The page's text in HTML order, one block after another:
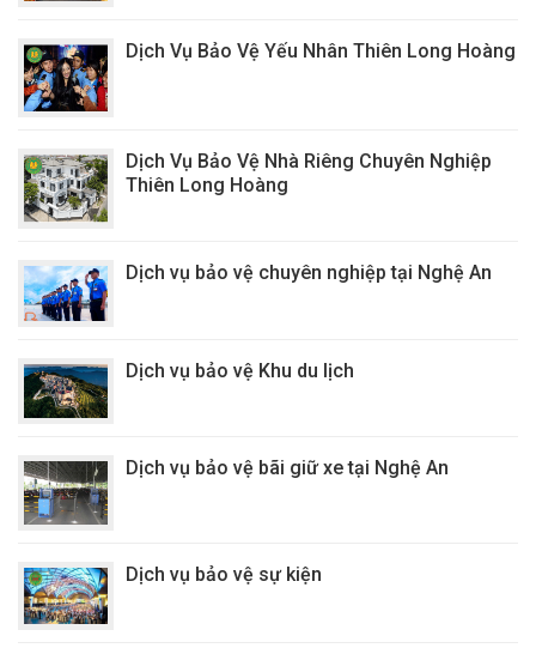
Dịch Vụ Bảo Vệ Yếu Nhân Thiên Long Hoàng
Dịch Vụ Bảo Vệ Nhà Riêng Chuyên Nghiệp
Thiên Long Hoàng
Dịch vụ bảo vệ chuyên nghiệp tại Nghệ An
Dịch vụ bảo vệ Khu du lịch
Dịch vụ bảo vệ bãi giữ xe tại Nghệ An
Dịch vụ bảo vệ sự kiện